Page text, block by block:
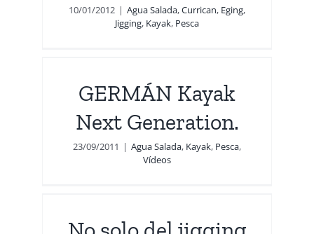
10/01/2012 | Agua Salada,Currican, Eging,
Jigging, Kayak, Pesca
GERMÁN Kayak
Next Generation.
23/09/2011 | Agua Salada, Kayak, Pesca,
Vídeos